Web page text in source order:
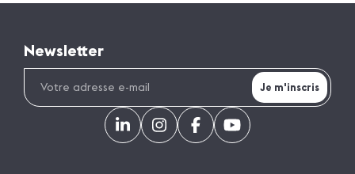
Newsletter